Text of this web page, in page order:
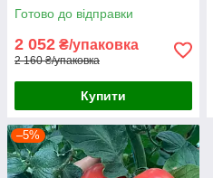
Готово до відправки
2 052 ₴/упаковка
2 160 ₴/упаковка
Купити
–5%